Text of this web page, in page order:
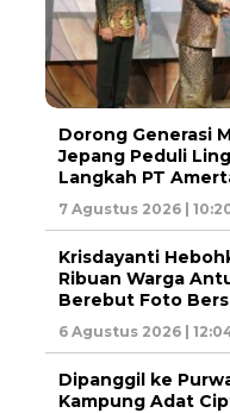
Dorong Generasi
Jepang Peduli
Langkah PT
7 Agustus 2026 |
Krisdayanti
Ribuan Warga
Berebut Foto
6 Agustus 2026 |
Dipanggil ke
Kampung Adat